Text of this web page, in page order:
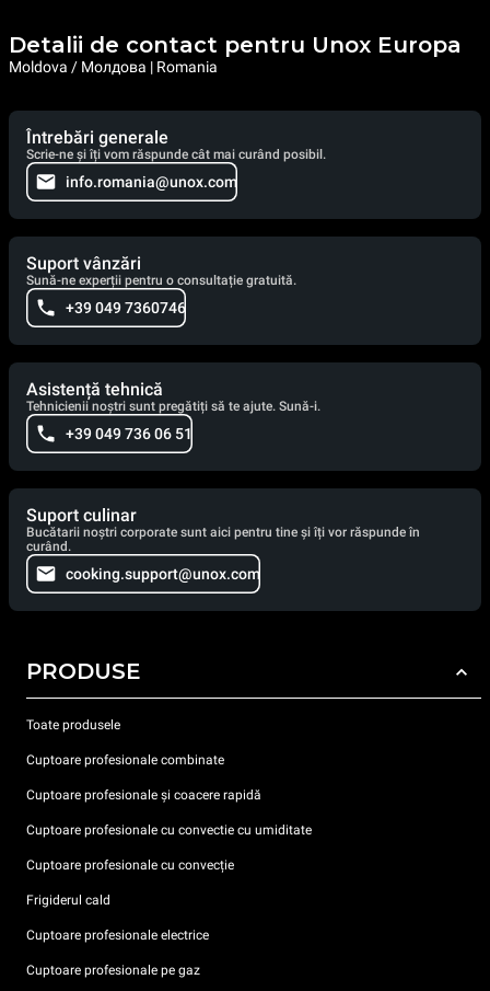
Detalii de contact pentru Unox Europa
Moldova / Молдова | Romania
Întrebări generale
Scrie-ne și îți vom răspunde cât mai curând posibil.
info.romania@unox.com
Suport vânzări
Sună-ne experții pentru o consultație gratuită.
+39 049 7360746
Asistență tehnică
Tehnicienii noștri sunt pregătiți să te ajute. Sună-i.
+39 049 736 06 51
Suport culinar
Bucătarii noștri corporate sunt aici pentru tine și îți vor răspunde în
curând.
cooking.support@unox.com
PRODUSE
Toate produsele
Cuptoare profesionale combinate
Cuptoare profesionale și coacere rapidă
Cuptoare profesionale cu convectie cu umiditate
Cuptoare profesionale cu convecție
Frigiderul cald
Cuptoare profesionale electrice
Cuptoare profesionale pe gaz